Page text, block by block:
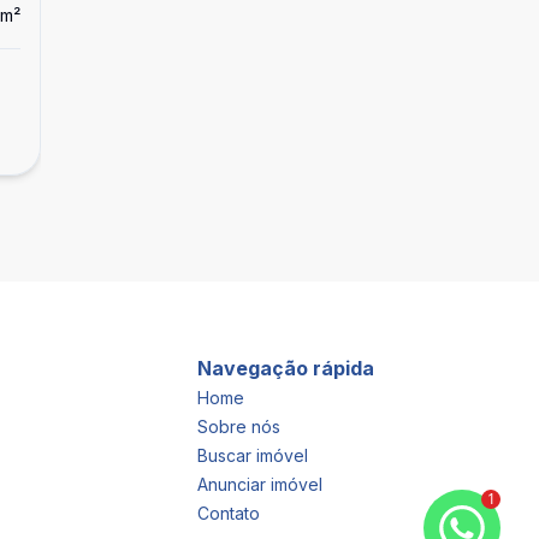
m²
Navegação rápida
Home
Sobre nós
Buscar imóvel
Anunciar imóvel
Contato
1